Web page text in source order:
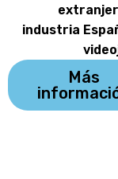
industria
Más